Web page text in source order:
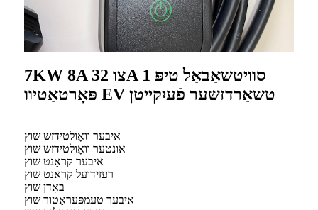
7KW 8A צו 32A סוויטשאַבאַל טיפּ 1
פּאָרטאַטיוו EV טשאַרדזשער פֿעיִקייטן
איבער וואָולטידזש שוץ
אונטער וואָולטידזש שוץ
איבער קראַנט שוץ
רעזידועל קראַנט שוץ
באָדן שוץ
איבער טעמפּעראַטור שוץ